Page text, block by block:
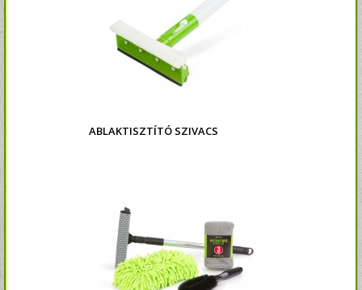
ABLAKTISZTÍTÓ SZIVACS